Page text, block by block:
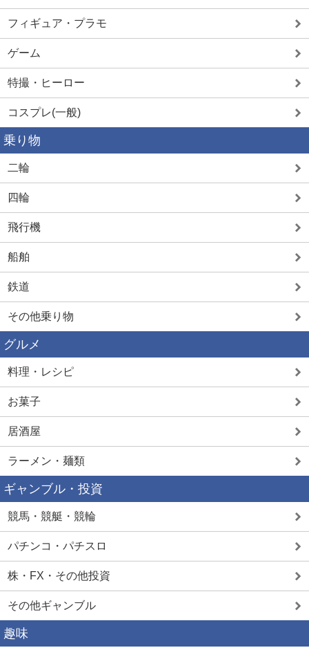
フィギュア・プラモ
ゲーム
特撮・ヒーロー
コスプレ(一般)
乗り物
二輪
四輪
飛行機
船舶
鉄道
その他乗り物
グルメ
料理・レシピ
お菓子
居酒屋
ラーメン・麺類
ギャンブル・投資
競馬・競艇・競輪
パチンコ・パチスロ
株・FX・その他投資
その他ギャンブル
趣味